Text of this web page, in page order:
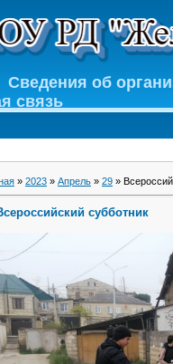
Сведения об
связь
» 2023 » Апрель » 29 »
субботник